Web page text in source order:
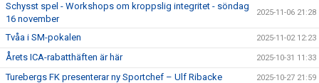
Schysst spel - Workshops om kroppslig integritet - söndag
16 november
2025-11-06 21:28
Tvåa i SM-pokalen 2025-11-02 12:23
Årets ICA-rabatthäften är här 2025-10-31 11:33
Turebergs FK presenterar ny Sportchef – Ulf Ribacke 2025-10-27 21:59